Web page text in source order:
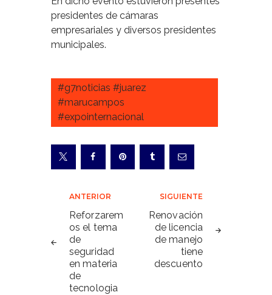
presidentes de cámaras
empresariales y diversos presidentes
municipales.
#g7noticias #juarez
#marucampos
#expointernacional
Navegación
de
entradas
ANTERIOR
Reforzarem
os el tema
de
seguridad
en materia
de
tecnologia
SIGUIENTE
Renovación
de licencia
de manejo
tiene
descuento